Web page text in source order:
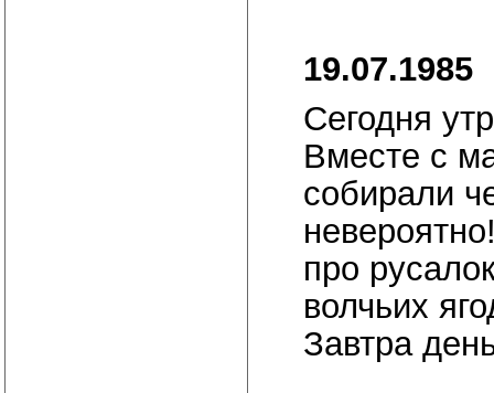
19.07.1985
Сегодня
Вместе с
собирали
про
волчьих
Завтра